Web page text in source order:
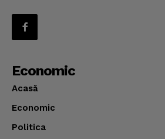
Economic
Acasă
Economic
Politica